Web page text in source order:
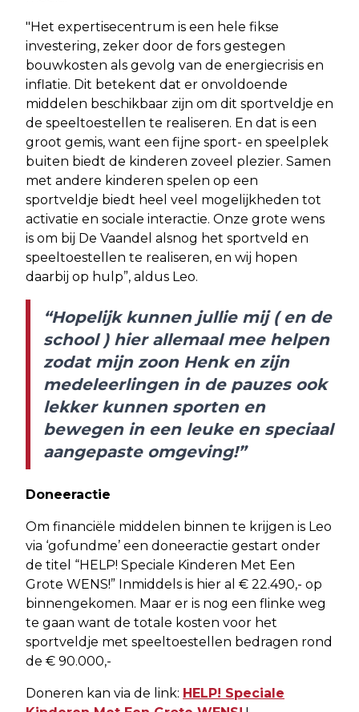
"Het expertisecentrum is een hele fikse
investering, zeker door de fors gestegen
bouwkosten als gevolg van de energiecrisis en
inflatie. Dit betekent dat er onvoldoende
middelen beschikbaar zijn om dit sportveldje en
de speeltoestellen te realiseren. En dat is een
groot gemis, want een fijne sport- en speelplek
buiten biedt de kinderen zoveel plezier. Samen
met andere kinderen spelen op een
sportveldje biedt heel veel mogelijkheden tot
activatie en sociale interactie. Onze grote wens
is om bij De Vaandel alsnog het sportveld en
speeltoestellen te realiseren, en wij hopen
daarbij op hulp”, aldus Leo.
“Hopelijk kunnen jullie mij ( en de
school ) hier allemaal mee helpen
zodat mijn zoon Henk en zijn
medeleerlingen in de pauzes ook
lekker kunnen sporten en
bewegen in een leuke en speciaal
aangepaste omgeving!”
Doneeractie
Om financiële middelen binnen te krijgen is Leo
via ‘gofundme’ een doneeractie gestart onder
de titel “HELP! Speciale Kinderen Met Een
Grote WENS!” Inmiddels is hier al € 22.490,- op
binnengekomen. Maar er is nog een flinke weg
te gaan want de totale kosten voor het
sportveldje met speeltoestellen bedragen rond
de € 90.000,-
Doneren kan via de link: HELP! Speciale